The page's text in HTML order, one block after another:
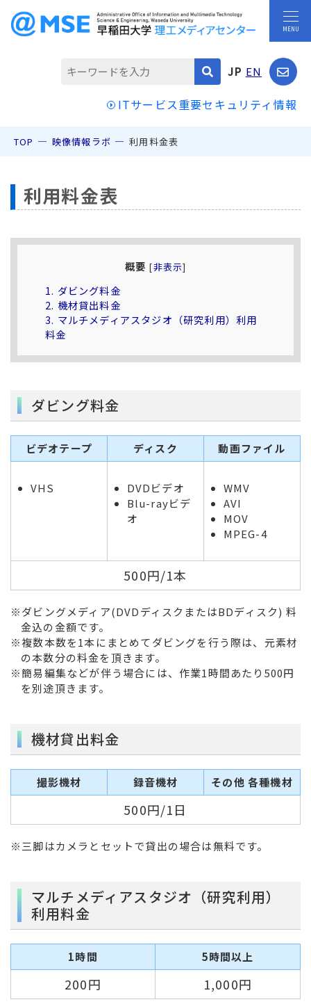
JP EN
ITサービス重要セキュリティ情報
TOP 映像情報ラボ 利用料金表
利用料金表
概要 [非表示]
1. ダビング料金
2. 機材貸出料金
3. マルチメディアスタジオ（研究利用）利用
料金
ダビング料金
ビデオテープ ディスク 動画ファイル
VHS
DVDビデオ
Blu-rayビデ
オ
WMV
AVI
MOV
MPEG-4
500円/1本
※ダビングメディア(DVDディスクまたはBDディスク) 料
金込の金額です。
※複数本数を1本にまとめてダビングを行う際は、元素材
の本数分の料金を頂きます。
※簡易編集などが伴う場合には、作業1時間あたり500円
を別途頂きます。
機材貸出料金
撮影機材 録音機材 その他 各種機材
500円/1日
※三脚はカメラとセットで貸出の場合は無料です。
マルチメディアスタジオ（研究利用）
利用料金
1時間 5時間以上
200円 1,000円